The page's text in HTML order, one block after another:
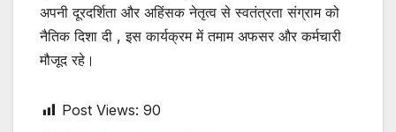
अपनी दूरदर्शिता और अहिंसक नेतृत्व से स्वतंत्रता संग्राम को
नैतिक दिशा दी , इस कार्यक्रम में तमाम अफसर और कर्मचारी
मौजूद रहे।
Post Views: 90